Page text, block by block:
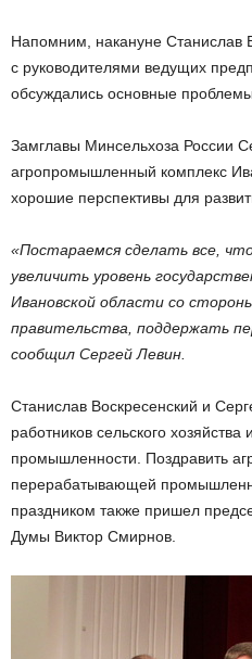
Напомним, накануне Станислав
с руководителями ведущих
обсуждались основные
Замглавы Минсельхоза России
агропромышленный комплекс
хорошие перспективы для
«Постараемся сделать все,
увеличить уровень
Ивановской области со
правительства, поддержать
сообщил Сергей Левин.
Станислав Воскресенский и
работников сельского
промышленности. Поздравить
перерабатывающей
праздником также пришел
Думы Виктор Смирнов.